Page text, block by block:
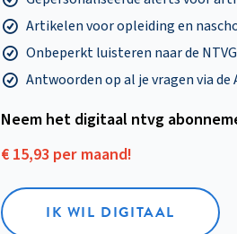
Artikelen voor opleiding en
Onbeperkt luisteren naar de
Antwoorden op al je vragen via de
Neem het digitaal ntvg
€ 15,93 per maand!
IK WIL DIGITAAL